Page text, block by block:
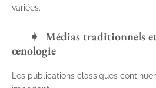
variées.
Médias traditionnels
œnologie
Les publications classiques